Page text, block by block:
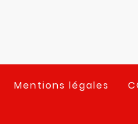
Mentions légales